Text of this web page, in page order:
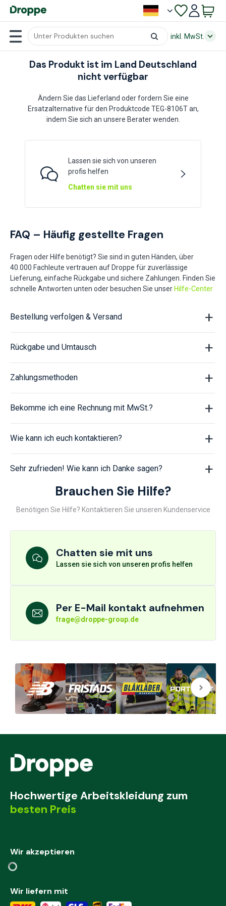
inkl. MwSt.
Das Produkt ist im Land Deutschland
nicht verfügbar
Ändern Sie das Lieferland oder fordern Sie eine
Ersatzalternative für den Produktcode TEG-8106T an,
indem Sie sich an unsere Berater wenden.
Lassen sie sich von unseren
profis helfen
Chatten sie mit uns
FAQ – Häufig gestellte Fragen
Fragen oder Hilfe benötigt? Sie sind in guten Händen, über
40.000 Fachleute vertrauen auf Droppe für zuverlässige
Lieferung, einfache Rückgabe und sichere Zahlungen. Finden Sie
schnelle Antworten unten oder besuchen Sie unser Hilfe-Center
Bestellung verfolgen & Versand
Rückgabe und Umtausch
Zahlungsmethoden
Bekomme ich eine Rechnung mit MwSt.?
Wie kann ich euch kontaktieren?
Sehr zufrieden! Wie kann ich Danke sagen?
Brauchen Sie Hilfe?
Benötigen Sie Hilfe? Kontaktieren Sie unseren Kundenservice
Chatten sie mit uns
Lassen sie sich von unseren profis helfen
Per E-Mail kontakt aufnehmen
frage@droppe-group.de
Hochwertige Arbeitskleidung zum
besten Preis
Wir akzeptieren
Wir liefern mit